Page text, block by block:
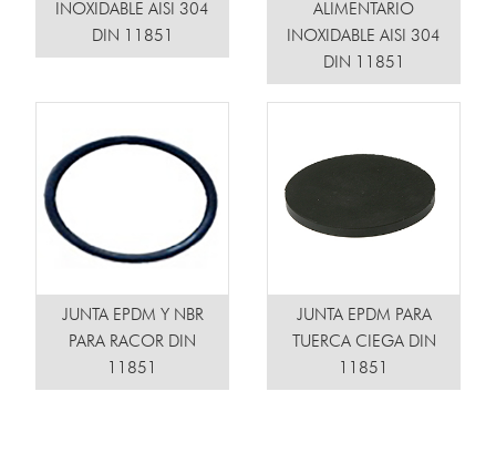
INOXIDABLE AISI 304
DIN 11851
ALIMENTARIO
INOXIDABLE AISI 304
DIN 11851
JUNTA EPDM Y NBR
PARA RACOR DIN
11851
JUNTA EPDM PARA
TUERCA CIEGA DIN
11851